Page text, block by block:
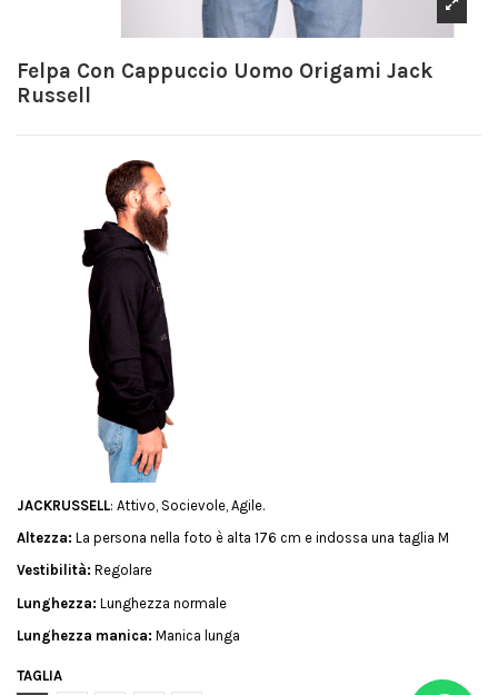
Felpa Con Cappuccio Uomo Origami Jack
Russell
JACKRUSSELL: Attivo, Socievole, Agile.
Altezza: La persona nella foto è alta 176 cm e indossa una taglia M
Vestibilità: Regolare
Lunghezza: Lunghezza normale
Lunghezza manica: Manica lunga
TAGLIA